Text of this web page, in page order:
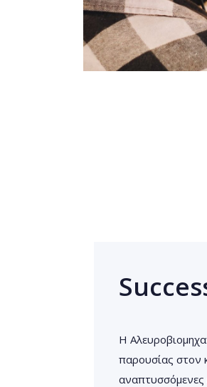
Η
παρουσίας στον
αναπτυσσόμενες